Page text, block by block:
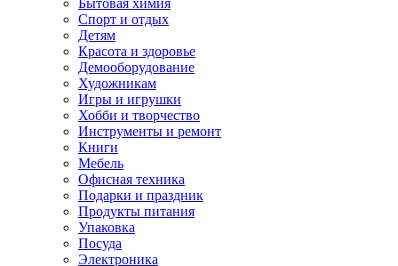
Бытовая химия
Спорт и отдых
Детям
Красота и здоровье
Демооборудование
Художникам
Игры и игрушки
Хобби и творчество
Инструменты и ремонт
Книги
Мебель
Офисная техника
Подарки и праздник
Продукты питания
Упаковка
Посуда
Электроника